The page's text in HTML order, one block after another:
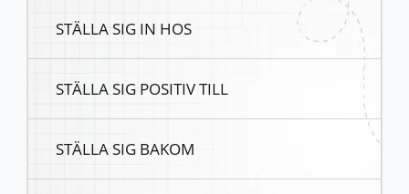
STÄLLA SIG IN HOS
STÄLLA SIG POSITIV TILL
STÄLLA SIG BAKOM